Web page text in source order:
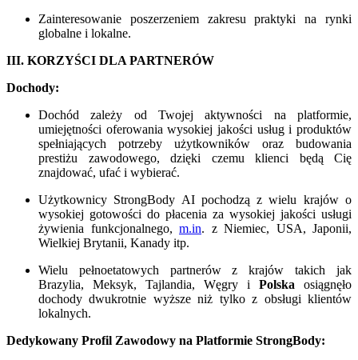
Zainteresowanie poszerzeniem zakresu praktyki na rynki
globalne i lokalne.
III. KORZYŚCI DLA PARTNERÓW
Dochody:
Dochód zależy od Twojej aktywności na platformie,
umiejętności oferowania wysokiej jakości usług i produktów
spełniających potrzeby użytkowników oraz budowania
prestiżu zawodowego, dzięki czemu klienci będą Cię
znajdować, ufać i wybierać.
Użytkownicy StrongBody AI pochodzą z wielu krajów o
wysokiej gotowości do płacenia za wysokiej jakości usługi
żywienia funkcjonalnego, m.in. z Niemiec, USA, Japonii,
Wielkiej Brytanii, Kanady itp.
Wielu pełnoetatowych partnerów z krajów takich jak
Brazylia, Meksyk, Tajlandia, Węgry i Polska osiągnęło
dochody dwukrotnie wyższe niż tylko z obsługi klientów
lokalnych.
Dedykowany Profil Zawodowy na Platformie StrongBody: